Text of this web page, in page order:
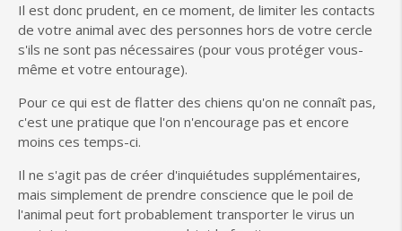
Il est donc prudent, en ce moment, de limiter les contacts
de votre animal avec des personnes hors de votre cercle
s'ils ne sont pas nécessaires (pour vous protéger vous-
même et votre entourage).
Pour ce qui est de flatter des chiens qu'on ne connaît pas,
c'est une pratique que l'on n'encourage pas et encore
moins ces temps-ci.
Il ne s'agit pas de créer d'inquiétudes supplémentaires,
mais simplement de prendre conscience que le poil de
l'animal peut fort probablement transporter le virus un